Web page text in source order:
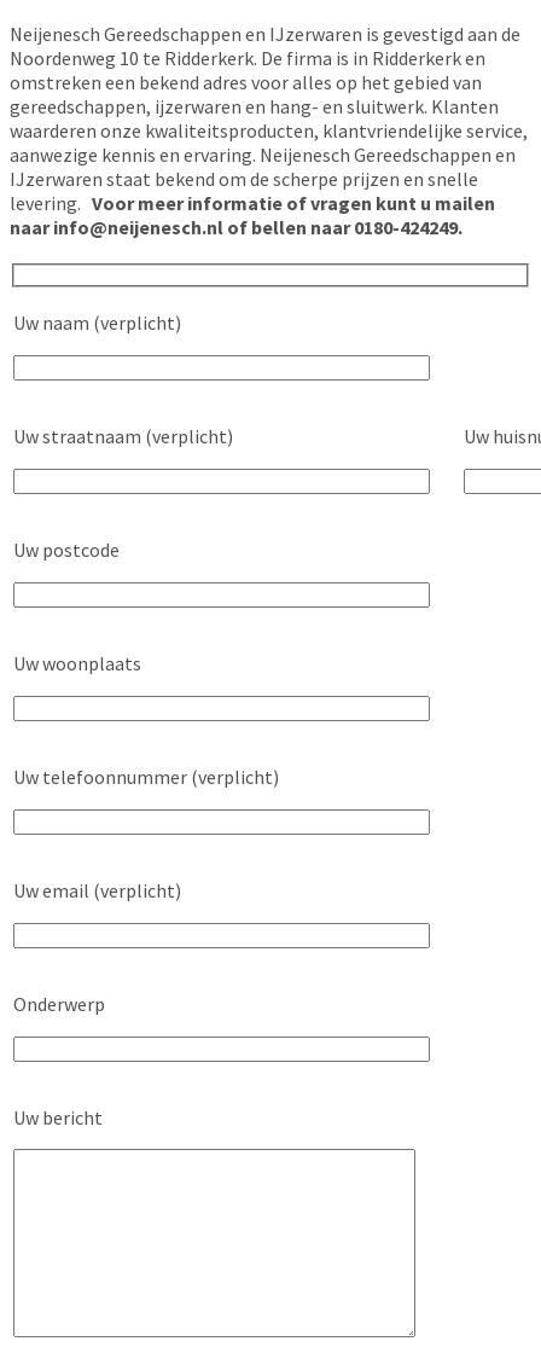
Neijenesch Gereedschappen en IJzerwaren is gevestigd aan de
Noordenweg 10 te Ridderkerk. De firma is in Ridderkerk en
omstreken een bekend adres voor alles op het gebied van
gereedschappen, ijzerwaren en hang- en sluitwerk. Klanten
waarderen onze kwaliteitsproducten, klantvriendelijke service,
aanwezige kennis en ervaring. Neijenesch Gereedschappen en
IJzerwaren staat bekend om de scherpe prijzen en snelle
levering. Voor meer informatie of vragen kunt u mailen
naar info@neijenesch.nl of bellen naar 0180-424249.
Uw naam (verplicht)
Uw straatnaam (verplicht) Uw
Uw postcode
Uw woonplaats
Uw telefoonnummer (verplicht)
Uw email (verplicht)
Onderwerp
Uw bericht